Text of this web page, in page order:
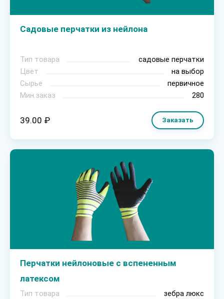
Садовые перчатки из нейлона
Тип товара
садовые перчатки
Цвет
на выбор
Сырье
первичное
Мин.заказ
280
39.00 ₽ Заказать
Перчатки нейлоновые с вспененным
латексом
Тип товара
зебра люкс